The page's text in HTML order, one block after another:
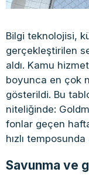
Bilgi teknolojisi,
gerçekleştirilen
aldı. Kamu
boyunca en çok
gösterildi. Bu
niteliğinde:
fonlar geçen hafta
hızlı temposunda
Savunma ve